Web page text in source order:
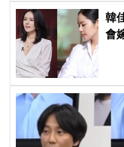
韓
會